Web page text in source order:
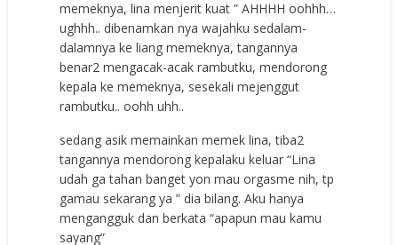
memeknya, lina menjerit kuat ” AHHHH oohhh…
ughhh.. dibenamkan nya wajahku sedalam-
dalamnya ke liang memeknya, tangannya
benar2 mengacak-acak rambutku, mendorong
kepala ke memeknya, sesekali mejenggut
rambutku.. oohh uhh..
sedang asik memainkan memek lina, tiba2
tangannya mendorong kepalaku keluar “Lina
udah ga tahan banget yon mau orgasme nih, tp
gamau sekarang ya ” dia bilang. Aku hanya
mengangguk dan berkata “apapun mau kamu
sayang”